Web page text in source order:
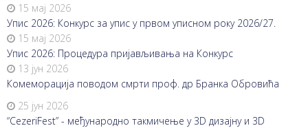
15 мај 2026
Упис 2026: Конкурс за упис у првом уписном року 2026/27.
15 мај 2026
Упис 2026: Процедура пријављивања на Конкурс
13 јун 2026
Комеморација поводом смрти проф. др Бранка Обровића
25 јун 2026
“CezeriFest” - међународно такмичење у 3D дизајну и 3D